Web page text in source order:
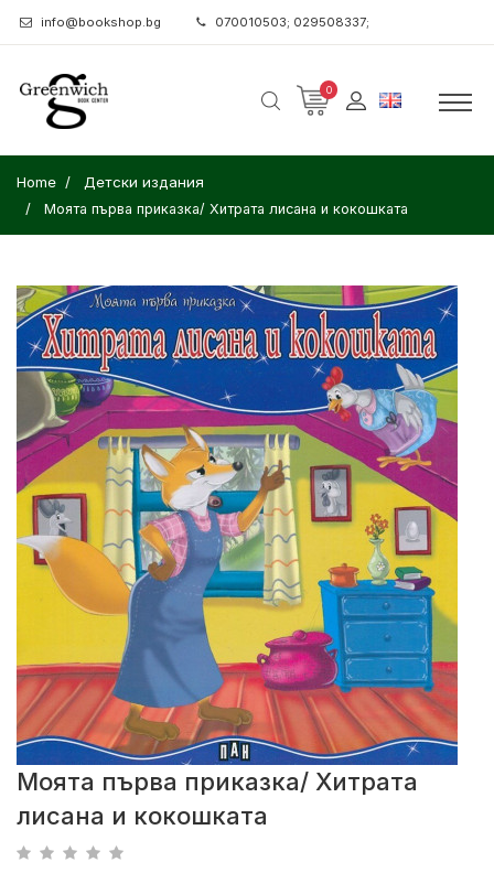
info@bookshop.bg 070010503; 029508337;
0
Home Детски издания
Моята първа приказка/ Хитрата лисана и кокошката
Моята първа приказка/ Хитрата
лисана и кокошката